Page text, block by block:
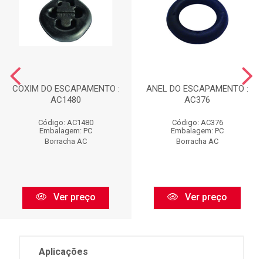
COXIM DO ESCAPAMENTO :
AC1480
Código: AC1480
Embalagem: PC
Borracha AC
Ver preço
ANEL DO ESCAPAMENTO :
AC376
Código: AC376
Embalagem: PC
Borracha AC
Ver preço
Aplicações